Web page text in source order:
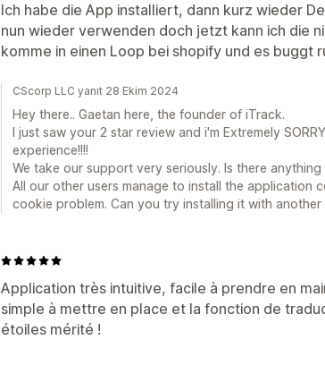
Ich habe die App installiert, dann kurz wieder
nun wieder verwenden doch jetzt kann ich die
komme in einen Loop bei shopify und es buggt
CScorp LLC yanıt 28 Ekim 2024
Hey there.. Gaetan here, the founder of iTrack.
I just saw your 2 star review and i'm Extremely
experience!!!!
We take our support very seriously. Is there anything
All our other users manage to install the application
cookie problem. Can you try installing it with another
Application très intuitive, facile à prendre en
simple à mettre en place et la fonction de
étoiles mérité !